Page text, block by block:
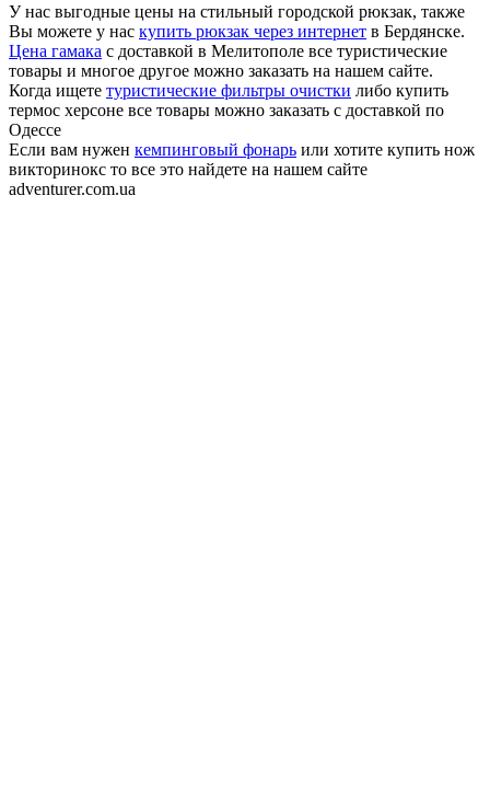
У нас выгодные цены на стильный городской рюкзак, также
Вы можете у нас купить рюкзак через интернет в Бердянске.
Цена гамака с доставкой в Мелитополе все туристические
товары и многое другое можно заказать на нашем сайте.
Когда ищете туристические фильтры очистки либо купить
термос херсоне все товары можно заказать с доставкой по
Одессе
Если вам нужен кемпинговый фонарь или хотите купить нож
викторинокс то все это найдете на нашем сайте
adventurer.com.ua